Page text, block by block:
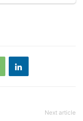
Next article